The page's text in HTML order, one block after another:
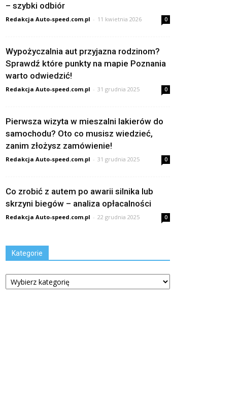
– szybki odbiór
Redakcja Auto-speed.com.pl - 11 kwietnia 2026 0
Wypożyczalnia aut przyjazna rodzinom?
Sprawdź które punkty na mapie Poznania
warto odwiedzić!
Redakcja Auto-speed.com.pl - 31 grudnia 2025 0
Pierwsza wizyta w mieszalni lakierów do
samochodu? Oto co musisz wiedzieć,
zanim złożysz zamówienie!
Redakcja Auto-speed.com.pl - 31 grudnia 2025 0
Co zrobić z autem po awarii silnika lub
skrzyni biegów – analiza opłacalności
Redakcja Auto-speed.com.pl - 22 grudnia 2025 0
Kategorie
Kategorie